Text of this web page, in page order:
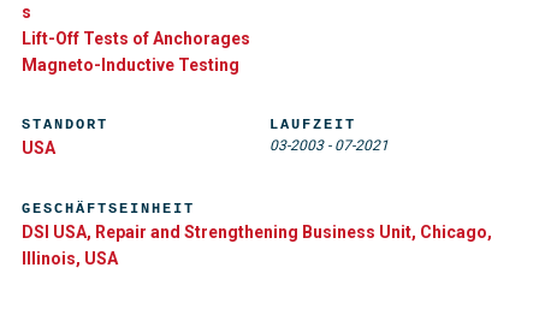
s
Lift-Off Tests of Anchorages
Magneto-Inductive Testing
GESCHÄFTSEINHEIT
DSI USA, Repair and Strengthening Business Unit, Chicago,
Illinois, USA
STANDORT
USA
LAUFZEIT
03-2003- 07-2021